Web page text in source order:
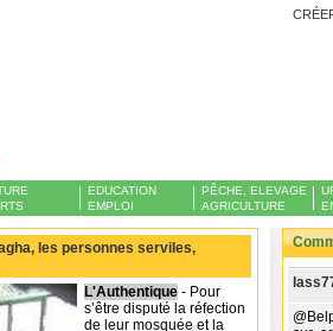
EDUCATION
EMPLOI
PÊCHE, ELEVAGE
AGRICULTURE
les personnes serviles,
L'Authentique - Pour
s’être disputé la réfection
de leur mosquée et la